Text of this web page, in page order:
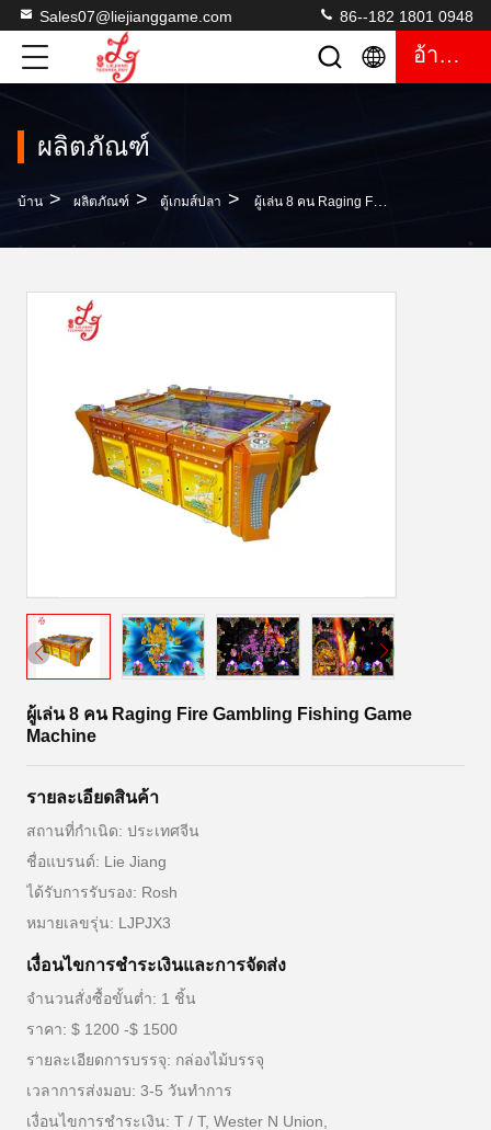
Sales07@liejianggame.com 86--182 1801 0948
อ้างอิง
ผลิตภัณฑ์
บ้าน > ผลิตภัณฑ์ > ตู้เกมส์ปลา > ผู้เล่น 8 คน Raging Fire Gambling Fishing Game Machine
ผู้เล่น 8 คน Raging Fire Gambling Fishing Game
Machine
รายละเอียดสินค้า
สถานที่กำเนิด: ประเทศจีน
ชื่อแบรนด์: Lie Jiang
ได้รับการรับรอง: Rosh
หมายเลขรุ่น: LJPJX3
เงื่อนไขการชําระเงินและการจัดส่ง
จำนวนสั่งซื้อขั้นต่ำ: 1 ชิ้น
ราคา: $ 1200 -$ 1500
รายละเอียดการบรรจุ: กล่องไม้บรรจุ
เวลาการส่งมอบ: 3-5 วันทำการ
เงื่อนไขการชำระเงิน: T / T, Wester N Union,